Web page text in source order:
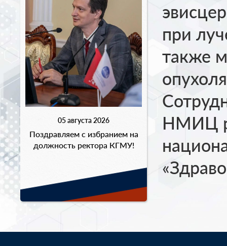
05 августа 2026
Поздравляем с избранием на
должность ректора КГМУ!
при
также
НМИЦ